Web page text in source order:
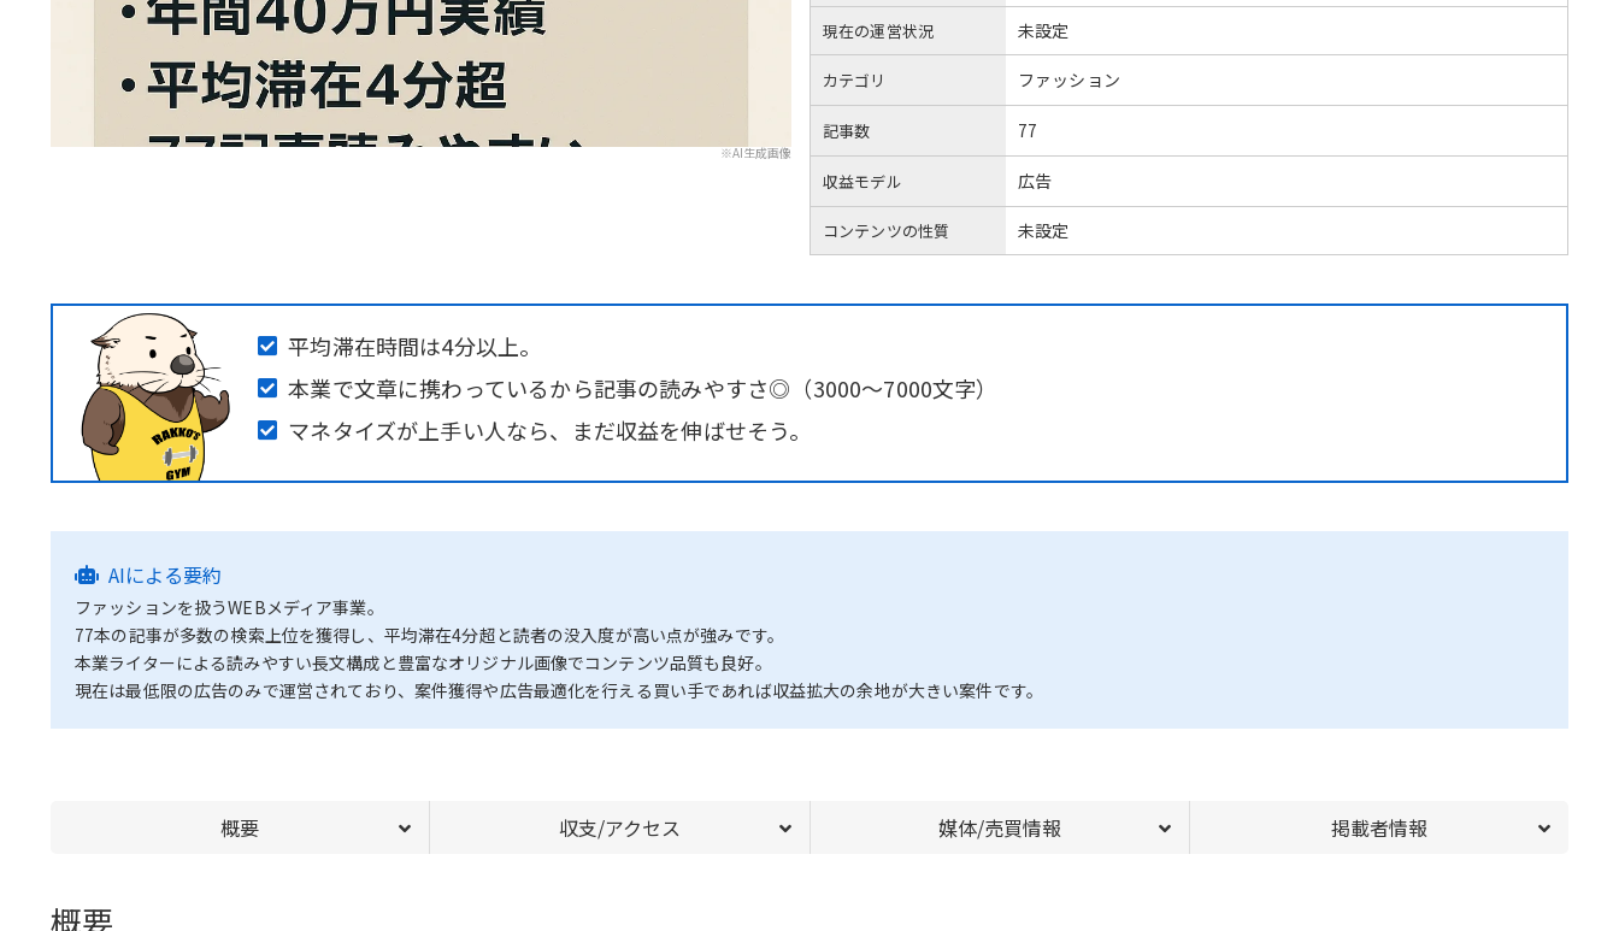
※AI生成画像
現在の運営状況 未設定
カテゴリ ファッション
記事数 77
収益モデル 広告
コンテンツの性質 未設定
平均滞在時間は4分以上。
本業で文章に携わっているから記事の読みやすさ◎（3000〜7000文字）
マネタイズが上手い人なら、まだ収益を伸ばせそう。
AIによる要約
ファッションを扱うWEBメディア事業。
77本の記事が多数の検索上位を獲得し、平均滞在4分超と読者の没入度が高い点が強みです。
本業ライターによる読みやすい長文構成と豊富なオリジナル画像でコンテンツ品質も良好。
現在は最低限の広告のみで運営されており、案件獲得や広告最適化を行える買い手であれば収益拡大の余地が大きい案件です。
概要 収支/アクセス 媒体/売買情報 掲載者情報
概要